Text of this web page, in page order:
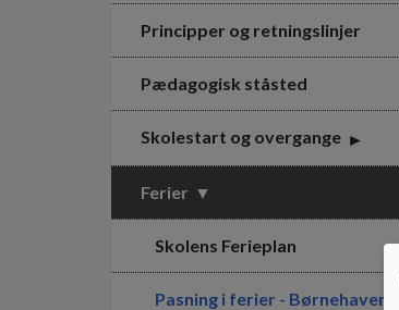
Principper og retningslinjer
Pædagogisk ståsted
Skolestart og overgange
Ferier
Skolens Ferieplan
Pasning i ferier - Børnehaven,